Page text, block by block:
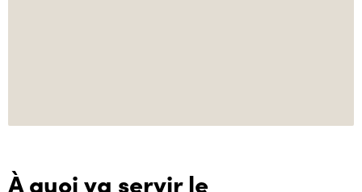
À quoi va servir le